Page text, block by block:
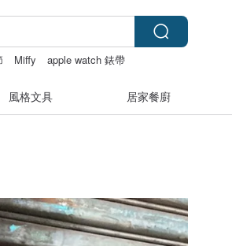
Miffy apple watch 錶帶
風格文具 居家餐廚